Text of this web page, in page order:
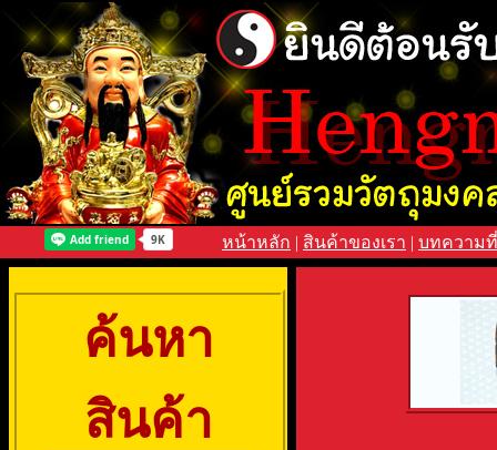
หน้าหลัก | สินค้าของเรา | บทความ
ค้นหา
สินค้า